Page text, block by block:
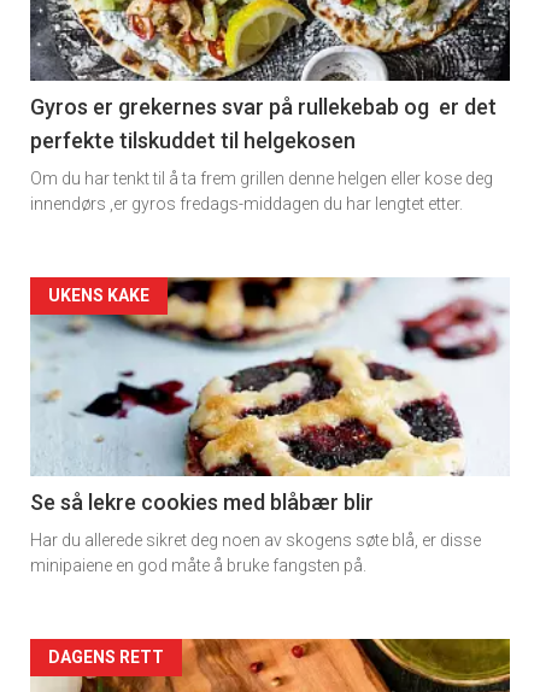
section
11
Dagens
rett
Gyros er grekernes svar på rullekebab og er det
perfekte tilskuddet til helgekosen
Om du har tenkt til å ta frem grillen denne helgen eller kose deg
innendørs ,er gyros fredags-middagen du har lengtet etter.
Artikler
detail
-
section
11
Dagens
UKENS KAKE
Se så lekre cookies med blåbær blir
Har du allerede sikret deg noen av skogens søte blå, er disse
minipaiene en god måte å bruke fangsten på.
Artikler
DAGENS RETT